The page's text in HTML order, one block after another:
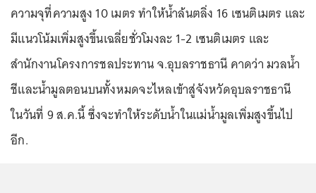
ความจุที่ความสูง 10 เมตร ทำให้น้ำล้นตลิ่ง 16 เซนติเมตร และ
มีแนวโน้มเพิ่มสูงขึ้นเฉลี่ยชั่วโมงละ 1-2 เซนติเมตร และ
สำนักงานโครงการชลประทาน จ.อุบลราชธานี คาดว่า มวลน้ำ
ชีและน้ำมูลตอนบนทั้งหมดจะไหลเข้าสู่จังหวัดอุบลราชธานี
ในวันที่ 9 ส.ค.นี้ ซึ่งจะทำให้ระดับน้ำในแม่น้ำมูลเพิ่มสูงขึ้นไป
อีก.